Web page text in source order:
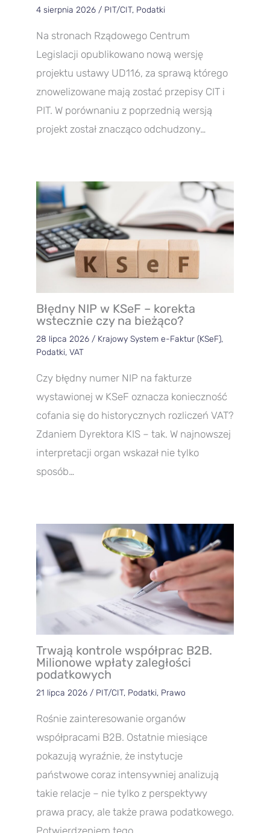
4 sierpnia 2026 / PIT/CIT, Podatki
Na stronach Rządowego Centrum
Legislacji opublikowano nową wersję
projektu ustawy UD116, za sprawą którego
znowelizowane mają zostać przepisy CIT i
PIT. W porównaniu z poprzednią wersją
projekt został znacząco odchudzony…
Błędny NIP w KSeF – korekta
wstecznie czy na bieżąco?
28 lipca 2026 / Krajowy System e-Faktur (KSeF),
Podatki, VAT
Czy błędny numer NIP na fakturze
wystawionej w KSeF oznacza konieczność
cofania się do historycznych rozliczeń VAT?
Zdaniem Dyrektora KIS – tak. W najnowszej
interpretacji organ wskazał nie tylko
sposób…
Trwają kontrole współprac B2B.
Milionowe wpłaty zaległości
podatkowych
21 lipca 2026 / PIT/CIT, Podatki, Prawo
Rośnie zainteresowanie organów
współpracami B2B. Ostatnie miesiące
pokazują wyraźnie, że instytucje
państwowe coraz intensywniej analizują
takie relacje – nie tylko z perspektywy
prawa pracy, ale także prawa podatkowego.